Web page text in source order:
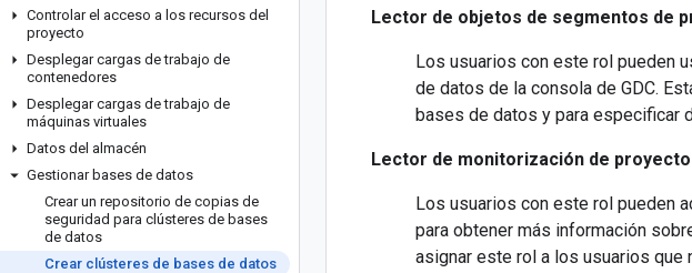
Controlar el acceso a los recursos del
proyecto
Desplegar cargas de trabajo de
contenedores
Desplegar cargas de trabajo de
máquinas virtuales
Datos del almacén
Gestionar bases de datos
Crear un repositorio de copias de
seguridad para clústeres de bases
de datos
Crear clústeres de bases de datos
Lector de objetos de segmentos de
Los usuarios con este rol pueden
de datos de la consola de GDC.
bases de datos y para especificar
Lector de monitorización de
Los usuarios con este rol pueden
para obtener más información
asignar este rol a los usuarios que